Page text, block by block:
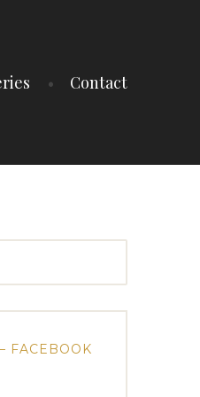
Contact
FACEBOOK